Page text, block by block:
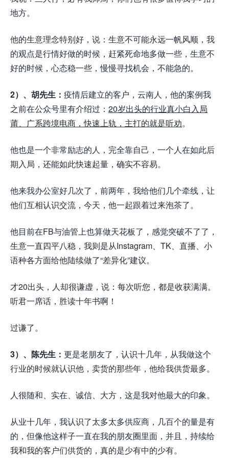
地方。
他的生意理念特别好，说：生意不可能永远一帆风顺，我
的观点是行情好做的时候，赶紧死命地多做一些，生意不
好的时候，心态稳一些，慢慢寻找机会，不能急的。
2）、胡先生： 疫情后建立的客户，云南人，他的案例我
之前在公众号里有介绍过： 20岁出头的行业真小白入局
莆、广系跨境电商，快速上轨，主打的就是听劝。
他也是一个非常励志的人，完全靠自己，一个人在如此后
期入局，还能如此快速起量，确实不容易。
他来我办公室好几次了，前两年，我给他们几个牵线，让
他们互相认识交流，今天，他一起跟着过来泡茶了。
他目前在FB与油管上也算做天花板了，感觉突破不了了，
生意一直四平八稳，我则是从Instagram、TK、直播、小
语种各方面给他陆续做了“差异化”建议。
才20出头，人却很谦虚，说：每次听您，都是收获满满。
听君一席话，胜读十年书啊！
过谦了。
3）、陈先生： 更是老朋友了，认识十几年，从我做这个
行业的时候就认识他，卖货的那些年，他给我供货最多。
人很随和、实在、诚信、大方，这是我对他最大的印象。
从业十几年，我认识了太多太多供应商，几百个的量是有
的，但像他这样子一直在我的朋友圈里面，并且，持续给
我和我的客户们供货的，真的是少有中的少有。